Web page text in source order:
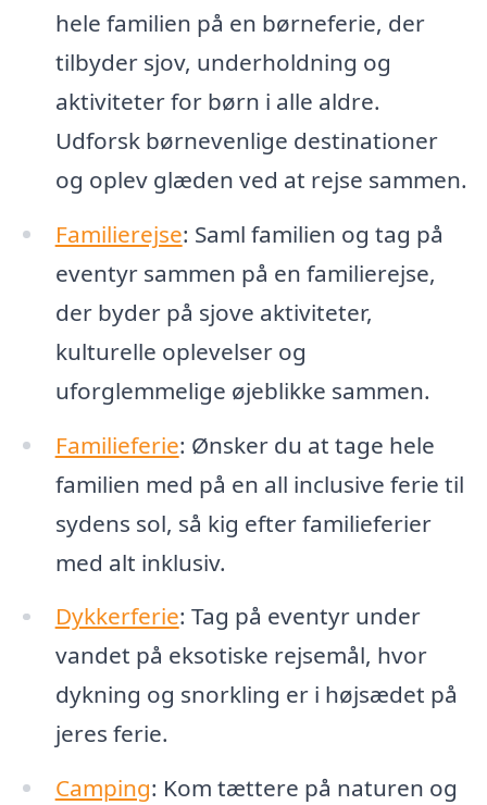
hele familien på en børneferie, der
tilbyder sjov, underholdning og
aktiviteter for børn i alle aldre.
Udforsk børnevenlige destinationer
og oplev glæden ved at rejse sammen.
Familierejse: Saml familien og tag på
eventyr sammen på en familierejse,
der byder på sjove aktiviteter,
kulturelle oplevelser og
uforglemmelige øjeblikke sammen.
Familieferie: Ønsker du at tage hele
familien med på en all inclusive ferie til
sydens sol, så kig efter familieferier
med alt inklusiv.
Dykkerferie: Tag på eventyr under
vandet på eksotiske rejsemål, hvor
dykning og snorkling er i højsædet på
jeres ferie.
Camping: Kom tættere på naturen og